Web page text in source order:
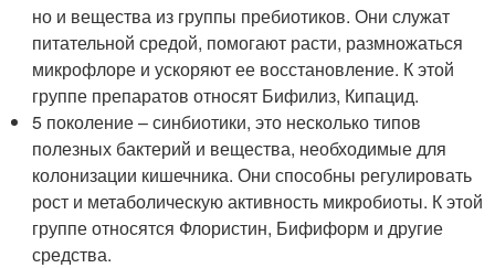
но и вещества из группы пребиотиков. Они служат
питательной средой, помогают расти, размножаться
микрофлоре и ускоряют ее восстановление. К этой
группе препаратов относят Бифилиз, Кипацид.
5 поколение – синбиотики, это несколько типов
полезных бактерий и вещества, необходимые для
колонизации кишечника. Они способны регулировать
рост и метаболическую активность микробиоты. К этой
группе относятся Флористин, Бифиформ и другие
средства.